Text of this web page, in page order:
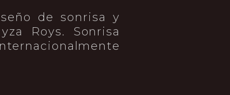
de sonrisa y
Roys. Sonrisa